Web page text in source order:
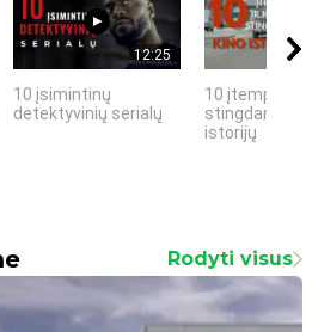
12:25
10 įsimintinų
detektyvinių serialų
10 įtemptų,
stingdančių
istorijų
Rodyti visus